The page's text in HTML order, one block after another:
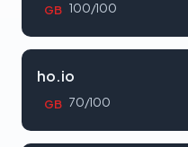
GB 100/100
ho.io
GB 70/100